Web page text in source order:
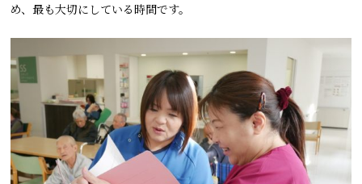
め、最も大切にしている時間です。